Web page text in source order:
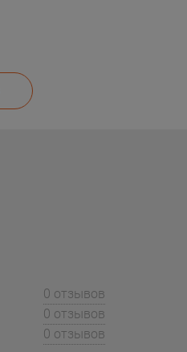
0 отзывов
0 отзывов
0 отзывов